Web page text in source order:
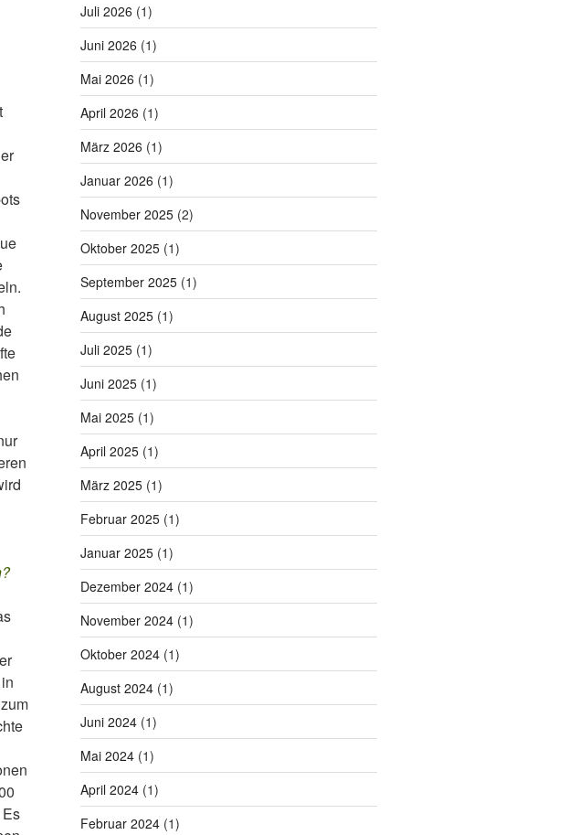
Juli 2026 (1)
Juni 2026 (1)
Mai 2026 (1)
April 2026 (1)
März 2026 (1)
Januar 2026 (1)
November 2025(2)
Oktober 2025(1)
September 2025(1)
August 2025(1)
Juli 2025(1)
Juni 2025(1)
Mai 2025(1)
April 2025(1)
März 2025(1)
Februar 2025(1)
Januar 2025(1)
Dezember 2024(1)
November 2024(1)
Oktober 2024(1)
August 2024(1)
Juni 2024(1)
Mai 2024(1)
April 2024(1)
Februar 2024(1)